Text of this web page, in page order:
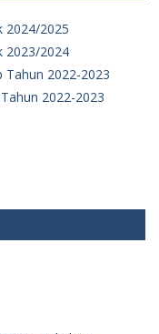
2024/2025
2023/2024
Tahun 2022-2023
2022-2023